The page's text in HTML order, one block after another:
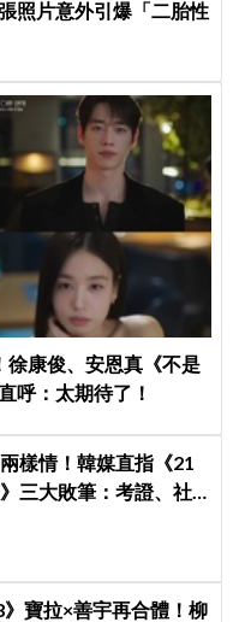
照片意外引爆「二胎性
徐康俊、安恩真《不是
呼：太期待了！
樣情！韓媒直指《21
三大敗筆：考證、社
》寶拉×善宇再合體！柳